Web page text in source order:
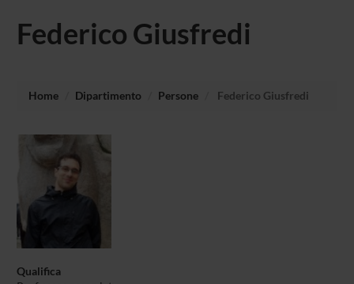
Federico Giusfredi
Home Dipartimento Persone Federico Giusfredi
Qualifica